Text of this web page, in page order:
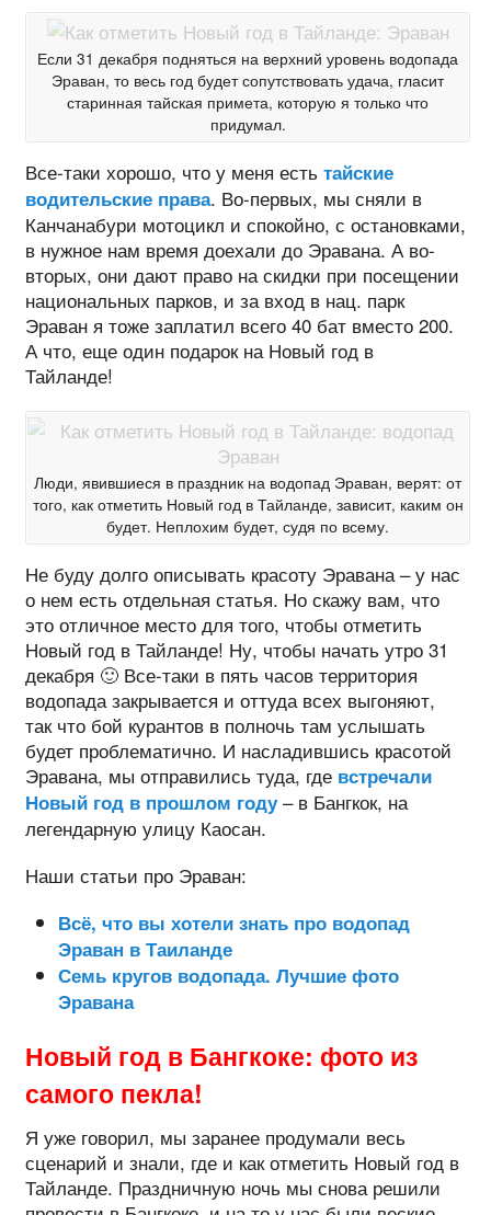
Если 31 декабря подняться на верхний уровень водопада
Эраван, то весь год будет сопутствовать удача, гласит
старинная тайская примета, которую я только что
придумал.
Все-таки хорошо, что у меня есть тайские
водительские права. Во-первых, мы сняли в
Канчанабури мотоцикл и спокойно, с остановками,
в нужное нам время доехали до Эравана. А во-
вторых, они дают право на скидки при посещении
национальных парков, и за вход в нац. парк
Эраван я тоже заплатил всего 40 бат вместо 200.
А что, еще один подарок на Новый год в
Тайланде!
Люди, явившиеся в праздник на водопад Эраван, верят: от
того, как отметить Новый год в Тайланде, зависит, каким он
будет. Неплохим будет, судя по всему.
Не буду долго описывать красоту Эравана – у нас
о нем есть отдельная статья. Но скажу вам, что
это отличное место для того, чтобы отметить
Новый год в Тайланде! Ну, чтобы начать утро 31
декабря 🙂 Все-таки в пять часов территория
водопада закрывается и оттуда всех выгоняют,
так что бой курантов в полночь там услышать
будет проблематично. И насладившись красотой
Эравана, мы отправились туда, где встречали
Новый год в прошлом году– в Бангкок, на
легендарную улицу Каосан.
Наши статьи про Эраван:
Всё, что вы хотели знать про водопад
Эраван в Таиланде
Семь кругов водопада. Лучшие фото
Эравана
Новый год в Бангкоке: фото из
самого пекла!
Я уже говорил, мы заранее продумали весь
сценарий и знали, где и как отметить Новый год в
Тайланде. Праздничную ночь мы снова решили